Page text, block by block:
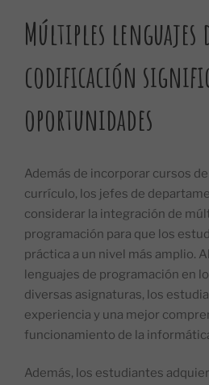
Múltiples lenguajes
codificación
oportunidades
Además de incorporar cursos
currículo, los jefes de
considerar la integración de
programación para que los
práctica a un nivel más amplio.
lenguajes de programación en
diversas asignaturas, los
experiencia y una mejor
funcionamiento de la
Además, los estudiantes